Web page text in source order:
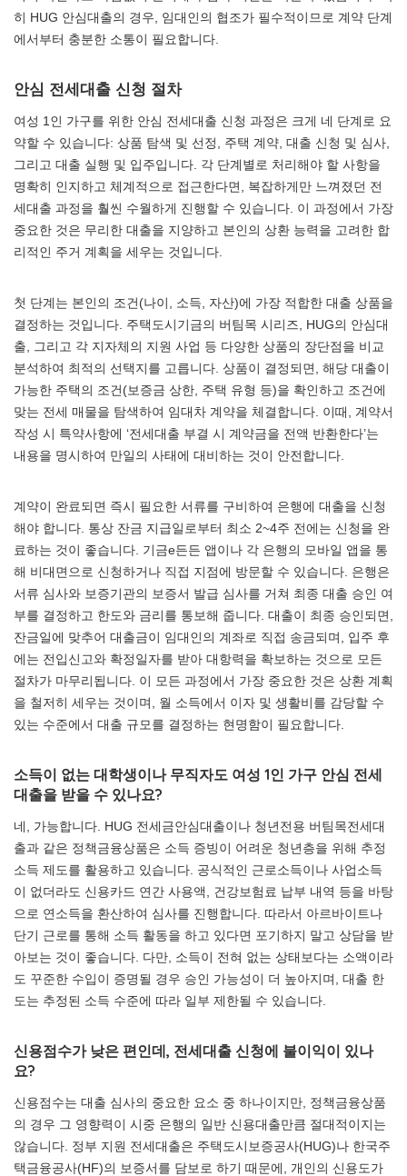
히 HUG 안심대출의 경우, 임대인의 협조가 필수적이므로 계약 단계
에서부터 충분한 소통이 필요합니다.
안심 전세대출 신청 절차
여성 1인 가구를 위한 안심 전세대출 신청 과정은 크게 네 단계로 요
약할 수 있습니다: 상품 탐색 및 선정, 주택 계약, 대출 신청 및 심사,
그리고 대출 실행 및 입주입니다. 각 단계별로 처리해야 할 사항을
명확히 인지하고 체계적으로 접근한다면, 복잡하게만 느껴졌던 전
세대출 과정을 훨씬 수월하게 진행할 수 있습니다. 이 과정에서 가장
중요한 것은 무리한 대출을 지양하고 본인의 상환 능력을 고려한 합
리적인 주거 계획을 세우는 것입니다.
첫 단계는 본인의 조건(나이, 소득, 자산)에 가장 적합한 대출 상품을
결정하는 것입니다. 주택도시기금의 버팀목 시리즈, HUG의 안심대
출, 그리고 각 지자체의 지원 사업 등 다양한 상품의 장단점을 비교
분석하여 최적의 선택지를 고릅니다. 상품이 결정되면, 해당 대출이
가능한 주택의 조건(보증금 상한, 주택 유형 등)을 확인하고 조건에
맞는 전세 매물을 탐색하여 임대차 계약을 체결합니다. 이때, 계약서
작성 시 특약사항에 ‘전세대출 부결 시 계약금을 전액 반환한다’는
내용을 명시하여 만일의 사태에 대비하는 것이 안전합니다.
계약이 완료되면 즉시 필요한 서류를 구비하여 은행에 대출을 신청
해야 합니다. 통상 잔금 지급일로부터 최소 2~4주 전에는 신청을 완
료하는 것이 좋습니다. 기금e든든 앱이나 각 은행의 모바일 앱을 통
해 비대면으로 신청하거나 직접 지점에 방문할 수 있습니다. 은행은
서류 심사와 보증기관의 보증서 발급 심사를 거쳐 최종 대출 승인 여
부를 결정하고 한도와 금리를 통보해 줍니다. 대출이 최종 승인되면,
잔금일에 맞추어 대출금이 임대인의 계좌로 직접 송금되며, 입주 후
에는 전입신고와 확정일자를 받아 대항력을 확보하는 것으로 모든
절차가 마무리됩니다. 이 모든 과정에서 가장 중요한 것은 상환 계획
을 철저히 세우는 것이며, 월 소득에서 이자 및 생활비를 감당할 수
있는 수준에서 대출 규모를 결정하는 현명함이 필요합니다.
소득이 없는 대학생이나 무직자도 여성 1인 가구 안심 전세
대출을 받을 수 있나요?
네, 가능합니다. HUG 전세금안심대출이나 청년전용 버팀목전세대
출과 같은 정책금융상품은 소득 증빙이 어려운 청년층을 위해 추정
소득 제도를 활용하고 있습니다. 공식적인 근로소득이나 사업소득
이 없더라도 신용카드 연간 사용액, 건강보험료 납부 내역 등을 바탕
으로 연소득을 환산하여 심사를 진행합니다. 따라서 아르바이트나
단기 근로를 통해 소득 활동을 하고 있다면 포기하지 말고 상담을 받
아보는 것이 좋습니다. 다만, 소득이 전혀 없는 상태보다는 소액이라
도 꾸준한 수입이 증명될 경우 승인 가능성이 더 높아지며, 대출 한
도는 추정된 소득 수준에 따라 일부 제한될 수 있습니다.
신용점수가 낮은 편인데, 전세대출 신청에 불이익이 있나
요?
신용점수는 대출 심사의 중요한 요소 중 하나이지만, 정책금융상품
의 경우 그 영향력이 시중 은행의 일반 신용대출만큼 절대적이지는
않습니다. 정부 지원 전세대출은 주택도시보증공사(HUG)나 한국주
택금융공사(HF)의 보증서를 담보로 하기 때문에, 개인의 신용도가